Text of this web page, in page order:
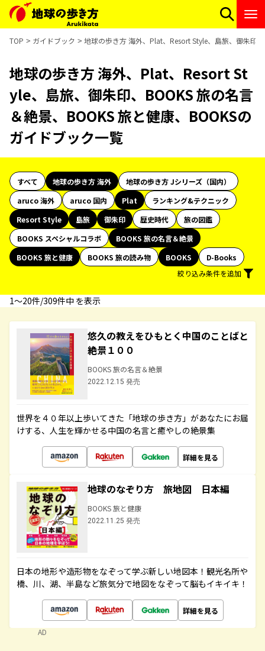
TOP ガイドブック 地球の歩き方 海外、Plat、Resort Style、島旅、御朱印
地球の歩き方 海外、Plat、Resort St
yle、島旅、御朱印、BOOKS 旅の名言
＆絶景、BOOKS 旅と健康、BOOKSの
ガイドブック一覧
すべて 地球の歩き方 海外
地球の歩き方 Jシリーズ（国内）
aruco 海外
aruco 国内 Plat
ランキング&テクニック
Resort Style
島旅 御朱印 歴史時代
旅の図鑑
BOOKS スペシャルコラボ
BOOKS 旅の名言＆絶景
BOOKS 旅と健康
BOOKS 旅の読み物 BOOKS
D-Books
絞り込み条件を追加
1〜20件/309件中 を表示
悠久の教えをひもとく中国のことばと
絶景１００
BOOKS 旅の名言＆絶景
2022.12.15 発売
世界を４０年以上歩いてきた「地球の歩き方」があなたにお届
けする、人生を輝かせる中国の名言と癒やしの絶景集
詳細を見る
地球のなぞり方 旅地図 日本編
BOOKS 旅と健康
2022.11.25 発売
日本の地形や造形物をなぞって学ぶ新しい地図本！観光名所や
橋、川、湖、半島など旅気分で地図をなぞって脳もイキイキ！
詳細を見る
AD